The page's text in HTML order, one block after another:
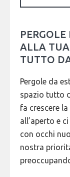
PERGOLE
ALLA
TUTTO
Pergole da
spazio tutto
fa crescere
all’aperto e
con occhi
nostra